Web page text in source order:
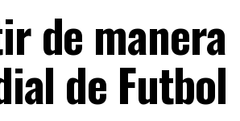
de manera
de Futbol